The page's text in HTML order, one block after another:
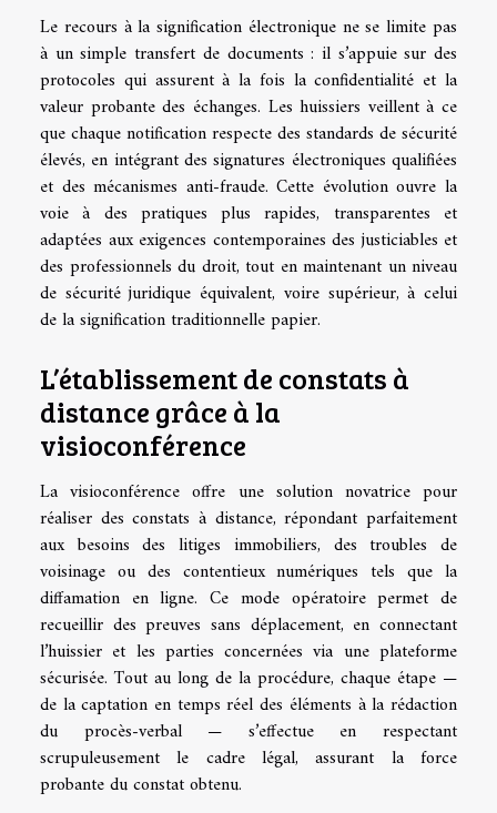
Le recours à la signification électronique ne se limite pas
à un simple transfert de documents : il s’appuie sur des
protocoles qui assurent à la fois la confidentialité et la
valeur probante des échanges. Les huissiers veillent à ce
que chaque notification respecte des standards de sécurité
élevés, en intégrant des signatures électroniques qualifiées
et des mécanismes anti-fraude. Cette évolution ouvre la
voie à des pratiques plus rapides, transparentes et
adaptées aux exigences contemporaines des justiciables et
des professionnels du droit, tout en maintenant un niveau
de sécurité juridique équivalent, voire supérieur, à celui
de la signification traditionnelle papier.
L’établissement de constats à
distance grâce à la
visioconférence
La visioconférence offre une solution novatrice pour
réaliser des constats à distance, répondant parfaitement
aux besoins des litiges immobiliers, des troubles de
voisinage ou des contentieux numériques tels que la
diffamation en ligne. Ce mode opératoire permet de
recueillir des preuves sans déplacement, en connectant
l’huissier et les parties concernées via une plateforme
sécurisée. Tout au long de la procédure, chaque étape —
de la captation en temps réel des éléments à la rédaction
du procès-verbal — s’effectue en respectant
scrupuleusement le cadre légal, assurant la force
probante du constat obtenu.